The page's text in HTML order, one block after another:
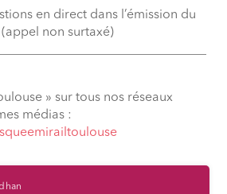
en direct dans l’émission du
non surtaxé)
» sur tous nos réseaux
médias :